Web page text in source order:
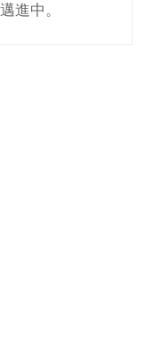
進中。